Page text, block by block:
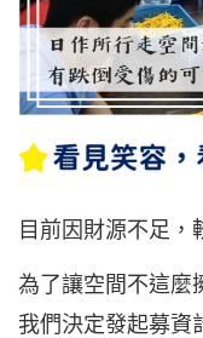
目前因財源不足，
為了讓空間不這麼
我們決定發起募資